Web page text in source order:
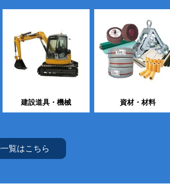
建設道具・機械 資材・材料
覧はこちら